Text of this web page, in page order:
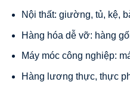
Nội thất: giường, tủ, kệ,
Hàng hóa dễ vỡ: hàng
Máy móc công nghiệp:
Hàng lương thực, thực